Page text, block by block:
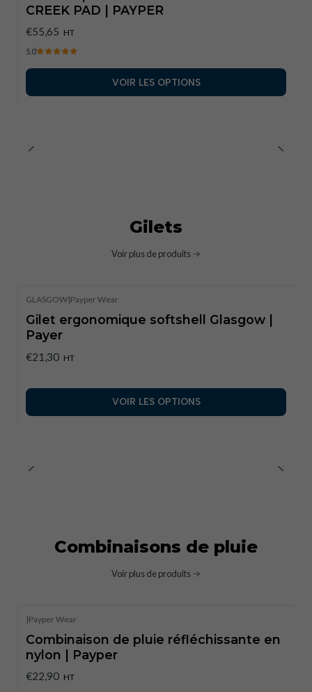
CREEK PAD | PAYPER
€55,65 HT
5.0
VOIR LES OPTIONS
Gilets
Voir plus de produits
GLASGOW|Payper Wear
Gilet ergonomique softshell Glasgow |
Payer
€21,30 HT
VOIR LES OPTIONS
Combinaisons de pluie
Voir plus de produits
|Payper Wear
Combinaison de pluie réfléchissante en
nylon | Payper
€22,90 HT